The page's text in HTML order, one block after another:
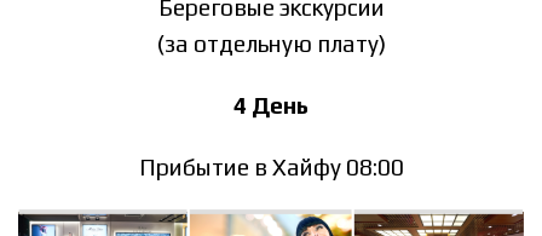
Береговые экскурсии
(за отдельную плату)
4 День
Прибытие в Хайфу 08:00